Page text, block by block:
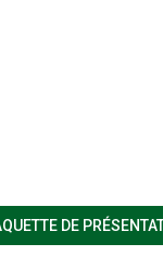
DE